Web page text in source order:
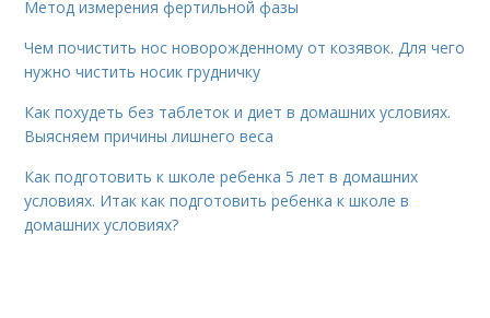
Метод измерения фертильной фазы
Чем почистить нос новорожденному от козявок. Для чего
нужно чистить носик грудничку
Как похудеть без таблеток и диет в домашних условиях.
Выясняем причины лишнего веса
Как подготовить к школе ребенка 5 лет в домашних
условиях. Итак как подготовить ребенка к школе в
домашних условиях?